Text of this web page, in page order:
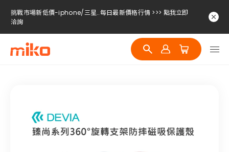
挑戰市場新低價-iphone/三星..每日最新價格行情 >>> 點我立即
洽詢
挑戰市場新低價-iphone/三星..每日最新價格行情 >>> 點我立即
洽詢
挑戰市場新低價-iphone/三星..每日最新價格行情 >>> 點我立即